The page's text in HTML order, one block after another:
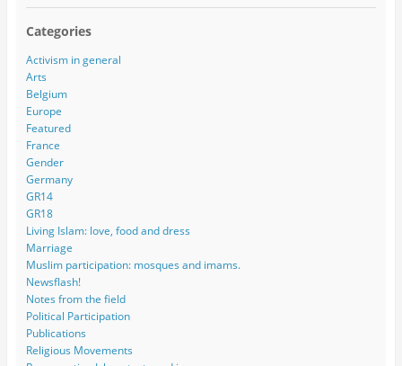
Categories
Activism in general
Arts
Belgium
Europe
Featured
France
Gender
Germany
GR14
GR18
Living Islam: love, food and dress
Marriage
Muslim participation: mosques and imams.
Newsflash!
Notes from the field
Political Participation
Publications
Religious Movements